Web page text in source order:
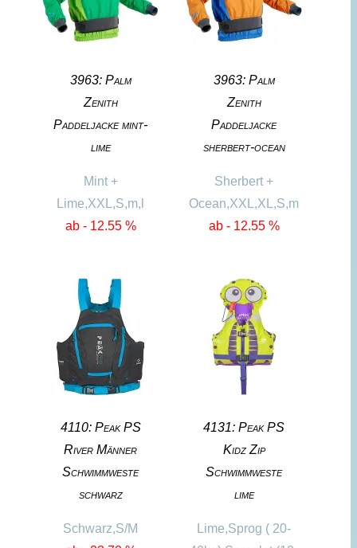
3963: Palm
Zenith
Paddeljacke mint-
lime
Mint +
Lime,XXL,S,m,l
ab - 12.55 %
3963: Palm
Zenith
Paddeljacke
sherbert-ocean
Sherbert +
Ocean,XXL,XL,S,m
ab - 12.55 %
4110: Peak PS
River Männer
Schwimmweste
schwarz
Schwarz,S/M
4131: Peak PS
Kidz Zip
Schwimmweste
lime
Lime,Sprog ( 20-